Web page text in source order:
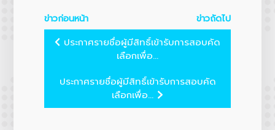
ข่าวก่อนหน้า
ข่าวถัดไป
ประกาศรายชื่อผู้มีสิทธิ์เข้ารับการสอบคัด
เลือกเพื่อ...
ประกาศรายชื่อผู้มีสิทธิ์เข้ารับการสอบคัด
เลือกเพื่อ...